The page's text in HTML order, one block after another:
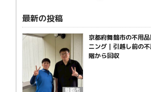
最新の投稿
舞鶴市
京都府舞鶴市の不用
ニング｜引越し前の
階から回収